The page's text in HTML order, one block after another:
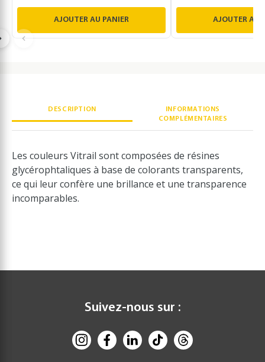
AJOUTER AU PANIER AJOUTER AU
DESCRIPTION
INFORMATIONS
COMPLÉMENTAIRES
Les couleurs Vitrail sont composées de résines
glycérophtaliques à base de colorants transparents,
ce qui leur confère une brillance et une transparence
incomparables.
Suivez-nous sur :